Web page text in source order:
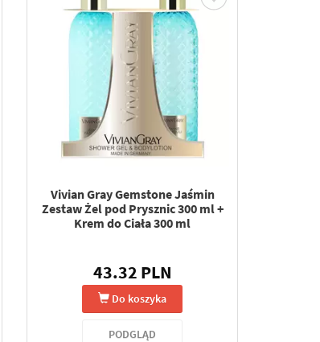
Vivian Gray Gemstone Jaśmin
Zestaw Żel pod Prysznic 300 ml +
Krem do Ciała 300 ml
43.32 PLN
Do koszyka
PODGLĄD